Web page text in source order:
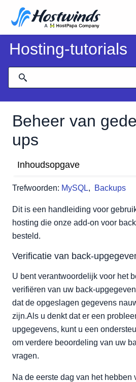
Hosting-tutorials
Beheer van
ups
Trefwoorden: MySQL, Backups
Inhoudsopgave
Herstel aanvragen
Toegang tot back-ups
Uw gegevens herstellen
MySQL-databases herstellen
Dit is een handleiding voor
hosting die onze add-on voor
besteld.
Verificatie van back-
U bent verantwoordelijk voor het
verifiëren van uw back-
dat de opgeslagen gegevens
zijn.Als u denkt dat er een
upgegevens, kunt u een
om verdere beoordeling van uw
vragen.
Na de eerste dag van het hebben